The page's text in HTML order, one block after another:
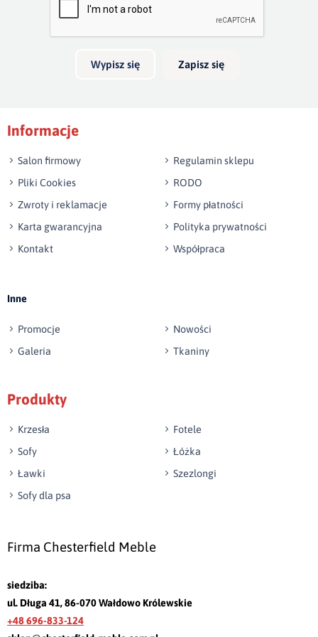
skrzynia na pościel będzie mniała 30cm głębokości.
Do szerokości materaca nalezy doliczyć ok. 12cm na boki
Twoja opinia o produkcie
Wyślij opinię
Wypisz się Zapisz się
Informacje
Salon firmowy
Regulamin sklepu
Pliki Cookies
RODO
Zwroty i reklamacje
Formy płatności
Karta gwarancyjna
Polityka prywatności
Kontakt
Współpraca
Inne
Promocje
Nowości
Galeria
Tkaniny
Produkty
Krzesła
Fotele
Sofy
Łóżka
Ławki
Szezlongi
Sofy dla psa
Firma Chesterfield Meble
siedziba:
ul. Długa 41, 86-070 Wałdowo Królewskie
+48 696-833-124